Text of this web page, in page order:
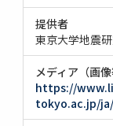
提供者
東京大学地震
メディア（画
https://
tokyo.ac.jp/